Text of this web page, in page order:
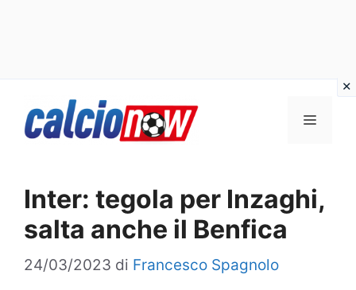
Menu
Inter: tegola per Inzaghi,
salta anche il Benfica
24/03/2023 di Francesco Spagnolo